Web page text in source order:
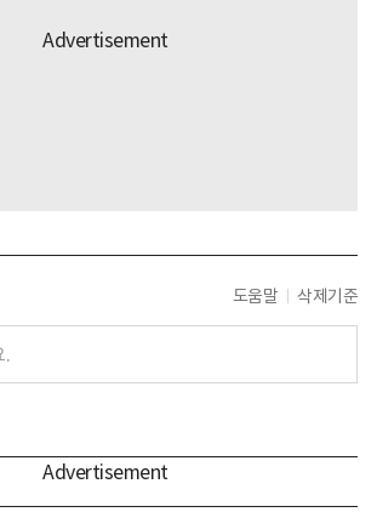
도움말 삭제기준